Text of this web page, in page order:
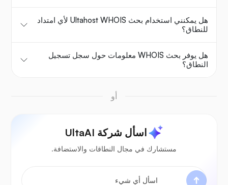
هل يمكنني استخدام بحث Ultahost WHOIS لأي امتداد
للنطاق؟
هل يوفر بحث WHOIS معلومات حول سجل تسجيل
النطاق؟
أو
اسأل شركة UltaAI
مستشارك في مجال النطاقات والاستضافة.